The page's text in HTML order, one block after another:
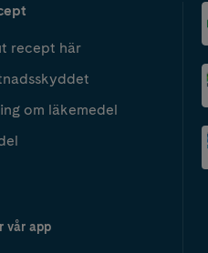
recept här
om läkemedel
vår app